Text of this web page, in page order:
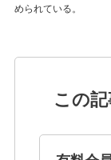
められている。
この